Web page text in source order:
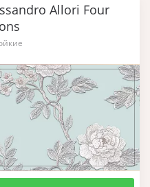
Allori Four